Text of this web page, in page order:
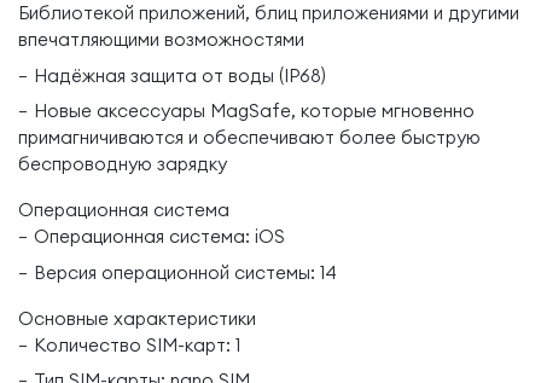
Библиотекой приложений, блиц приложениями и другими
впечатляющими возможностями
Надёжная защита от воды (IP68)
Новые аксессуары MagSafe, которые мгновенно
примагничиваются и обеспечивают более быструю
беспроводную зарядку
Операционная система
Операционная система: iOS
Версия операционной системы: 14
Основные характеристики
Количество SIM-карт: 1